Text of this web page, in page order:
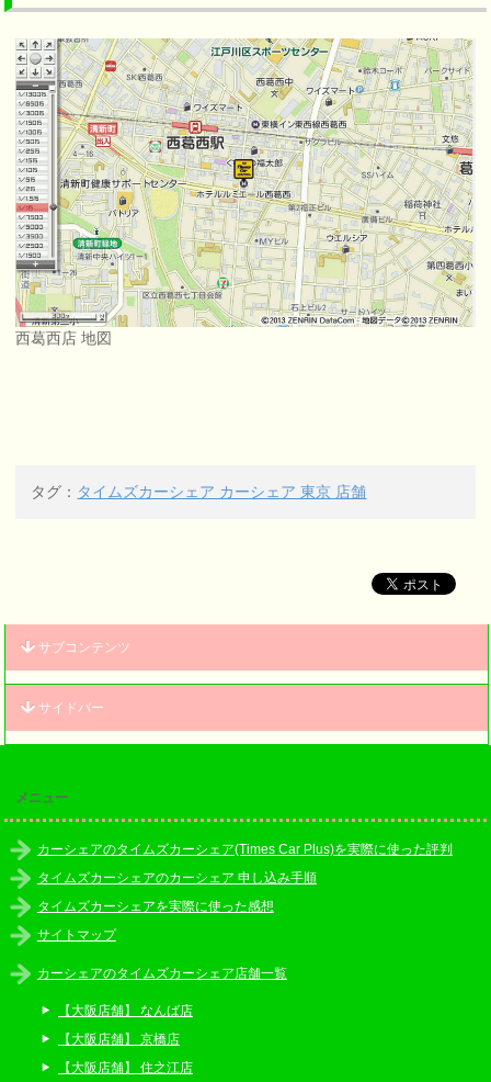
西葛西店 地図
タグ： タイムズカーシェア カーシェア 東京 店舗
サブコンテンツ
サイドバー
メニュー
カーシェアのタイムズカーシェア(Times Car Plus)を実際に使った評判
タイムズカーシェアのカーシェア 申し込み手順
タイムズカーシェアを実際に使った感想
サイトマップ
カーシェアのタイムズカーシェア店舗一覧
【大阪店舗】 なんば店
【大阪店舗】 京橋店
【大阪店舗】 住之江店